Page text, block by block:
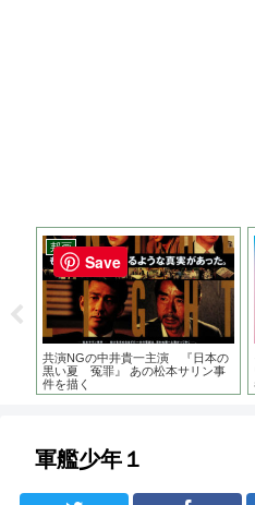
邦画
共演NGの中井貴一主演 『日本の
黒い夏 冤罪』 あの松本サリン事
件を描く
軍艦少年１
Save